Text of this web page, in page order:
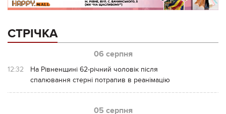
СТРІЧКА
06 серпня
12:32
На Рівненщині 62-річний чоловік після
спалювання стерні потрапив в реанімацію
05 серпня